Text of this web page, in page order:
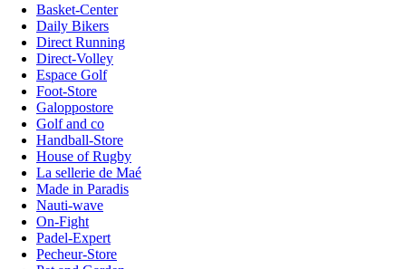
Basket-Center
Daily Bikers
Direct Running
Direct-Volley
Espace Golf
Foot-Store
Galoppostore
Golf and co
Handball-Store
House of Rugby
La sellerie de Maé
Made in Paradis
Nauti-wave
On-Fight
Padel-Expert
Pecheur-Store